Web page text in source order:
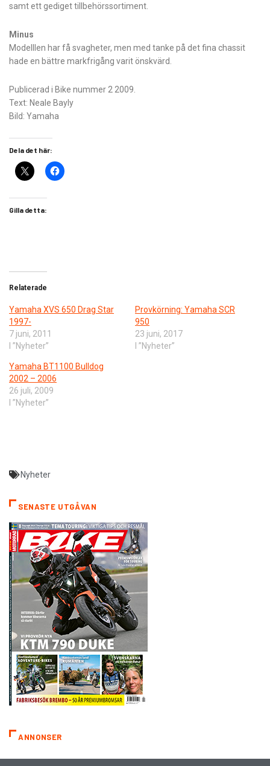
samt ett gediget tillbehörssortiment.
Minus
Modelllen har få svagheter, men med tanke på det fina chassit
hade en bättre markfrigång varit önskvärd.
Publicerad i Bike nummer 2 2009.
Text: Neale Bayly
Bild: Yamaha
Dela det här:
Gilla detta:
Relaterade
Yamaha XVS 650 Drag Star
1997-
7 juni, 2011
I ”Nyheter”
Provkörning: Yamaha SCR
950
23 juni, 2017
I ”Nyheter”
Yamaha BT1100 Bulldog
2002 – 2006
26 juli, 2009
I ”Nyheter”
Nyheter
SENASTE UTGÅVAN
ANNONSER